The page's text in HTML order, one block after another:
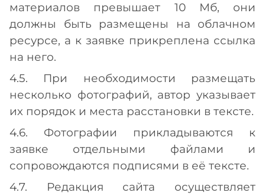
материалов превышает 10 Мб, они
должны быть размещены на облачном
ресурсе, а к заявке прикреплена ссылка
на него.
4.5. При необходимости размещать
несколько фотографий, автор указывает
их порядок и места расстановки в тексте.
4.6. Фотографии прикладываются к
заявке отдельными файлами и
сопровождаются подписями в её тексте.
4.7. Редакция сайта осуществляет